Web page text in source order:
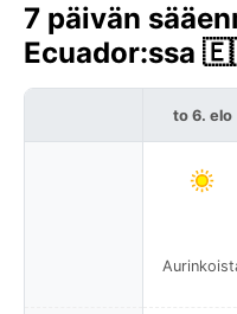
7 päivän
Ecuador:ssa
to 6. elo